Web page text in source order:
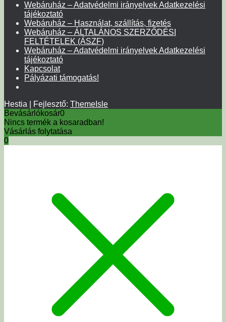
Webáruház – Adatvédelmi irányelvek Adatkezelési
tájékoztató
Webáruház – Használat, szállítás, fizetés
Webáruház – ÁLTALÁNOS SZERZŐDÉSI
FELTÉTELEK (ÁSZF)
Webáruház – Adatvédelmi irányelvek Adatkezelési
tájékoztató
Kapcsolat
Pályázati támogatás!
Hestia | Fejlesztő: ThemeIsle
Bevásárlókosár0
Nincs termék a kosaradban!
Vásárlás folytatása
0